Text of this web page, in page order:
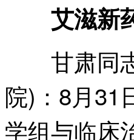
艾滋新
甘肃同志
院)：8月31
学组与临床